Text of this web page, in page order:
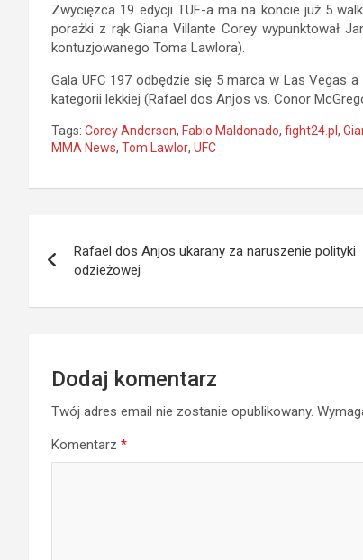
Zwycięzca 19 edycji TUF-a ma na koncie już 5
porażki z rąk Giana Villante Corey wypunktował
kontuzjowanego Toma Lawlora).
Gala UFC 197 odbędzie się 5 marca w Las Vegas
kategorii lekkiej (Rafael dos Anjos vs. Conor
Tags: Corey Anderson, Fabio Maldonado, fight24.pl ,
MMA News, Tom Lawlor, UFC
wpisu
Rafael dos Anjos ukarany za naruszenie polityki
odzieżowej
Dodaj komentarz
Twój adres email nie zostanie opublikowany.
Komentarz *